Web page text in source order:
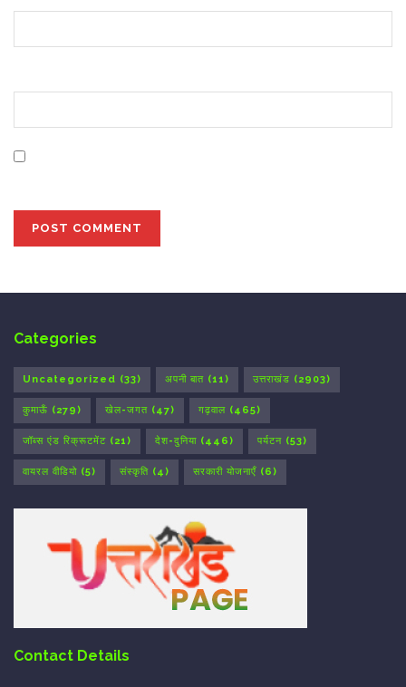
Categories
Uncategorized (33) अपनी बात (11) उत्तराखंड (2903)
कुमाऊँ (279) खेल-जगत (47) गढ़वाल (465)
जॉब्स एंड रिक्रूटमेंट (21) देश-दुनिया (446) पर्यटन (53)
वायरल वीडियो (5) संस्कृति (4) सरकारी योजनाएँ (6)
Contact Details